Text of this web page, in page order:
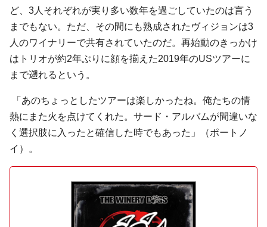
ど、3人それぞれが実り多い数年を過ごしていたのは言う
までもない。ただ、その間にも熟成されたヴィジョンは3
人のワイナリーで共有されていたのだ。再始動のきっかけ
はトリオが約2年ぶりに顔を揃えた2019年のUSツアーに
まで遡れるという。
「あのちょっとしたツアーは楽しかったね。俺たちの情
熱にまた火を点けてくれた。サード・アルバムが間違いな
く選択肢に入ったと確信した時でもあった」（ポートノ
イ）。